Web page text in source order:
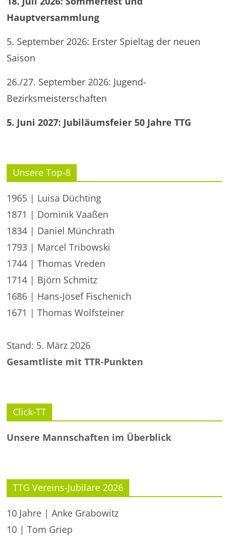
Hauptversammlung
5. September 2026: Erster Spieltag der neuen
Saison
26./27. September 2026: Jugend-
Bezirksmeisterschaften
5. Juni 2027: Jubiläumsfeier 50 Jahre TTG
Unsere Top-8
1965 | Luisa Düchting
1871 | Dominik Vaaßen
1834 | Daniel Münchrath
1793 | Marcel Tribowski
1744 | Thomas Vreden
1714 | Björn Schmitz
1686 | Hans-Josef Fischenich
1671 | Thomas Wolfsteiner
Stand: 5. März 2026
Gesamtliste mit TTR-Punkten
Click-TT
Unsere Mannschaften im Überblick
TTG Vereins-Jubilare 2026
10 Jahre | Anke Grabowitz
10 | Tom Griep